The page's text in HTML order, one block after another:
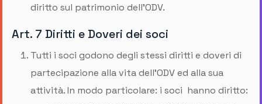
diritto sul patrimonio dell’ODV.
Art. 7 Diritti e Doveri dei soci
Tutti i soci godono degli stessi diritti e doveri di
partecipazione alla vita dell’ODV ed alla sua
attività. In modo particolare: i soci hanno diritto: